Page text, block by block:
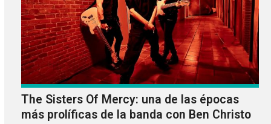
The Sisters Of Mercy: una de las épocas
más prolíficas de la banda con Ben Christo